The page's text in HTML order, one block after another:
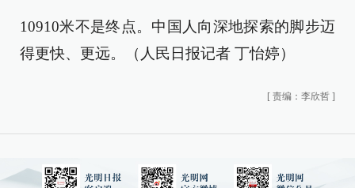
10910米不是终点。中国人向深地探索的脚步迈
得更快、更远。（人民日报记者 丁怡婷）
[ 责编：李欣哲 ]